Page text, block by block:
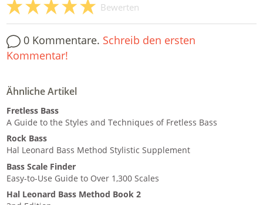
Bewerten
0 Kommentare. Schreib den ersten
Kommentar!
Ähnliche Artikel
Fretless Bass
A Guide to the Styles and Techniques of Fretless Bass
Rock Bass
Hal Leonard Bass Method Stylistic Supplement
Bass Scale Finder
Easy-to-Use Guide to Over 1,300 Scales
Hal Leonard Bass Method Book 2